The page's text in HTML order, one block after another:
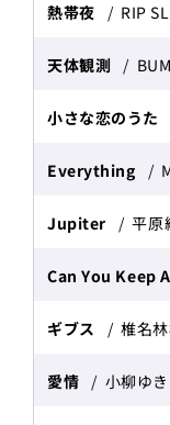
熱帯夜 RIP
天体観測
小さな恋のうた
Everything
Jupiter 平原
Can You Keep
ギブス 椎名
愛情 小柳ゆき